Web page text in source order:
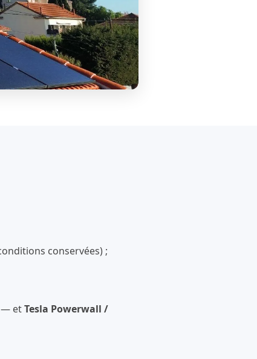
conservées) ;
— etTesla Powerwall /